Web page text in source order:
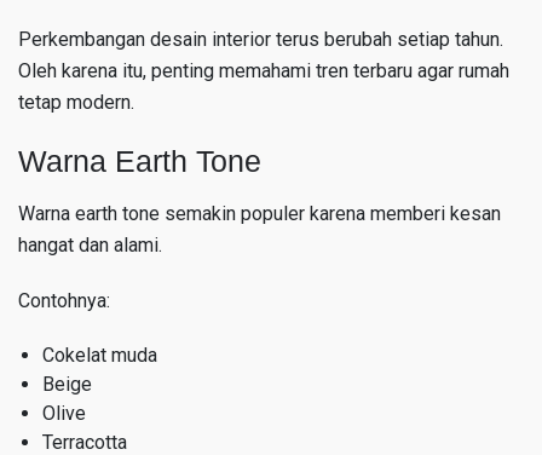
Perkembangan desain interior terus berubah setiap tahun.
Oleh karena itu, penting memahami tren terbaru agar rumah
tetap modern.
Warna Earth Tone
Warna earth tone semakin populer karena memberi kesan
hangat dan alami.
Contohnya:
Cokelat muda
Beige
Olive
Terracotta